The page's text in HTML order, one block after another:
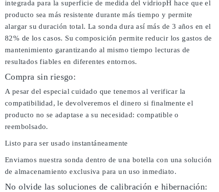
integrada para la superficie de medida del vidriopH hace que el
producto sea más resistente durante más tiempo y permite
alargar su duración total. La sonda dura así más de 3 años en el
82% de los casos. Su composición permite reducir los gastos de
mantenimiento garantizando al mismo tiempo lecturas de
resultados fiables en diferentes entornos.
Compra sin riesgo:
A pesar del especial cuidado que tenemos al verificar la
compatibilidad, le devolveremos el dinero si finalmente el
producto no se adaptase a su necesidad: compatible o
reembolsado.
Listo para ser usado instantáneamente
Enviamos nuestra sonda dentro de una botella con una solución
de almacenamiento exclusiva para un uso inmediato.
No olvide las soluciones de calibración e hibernación: